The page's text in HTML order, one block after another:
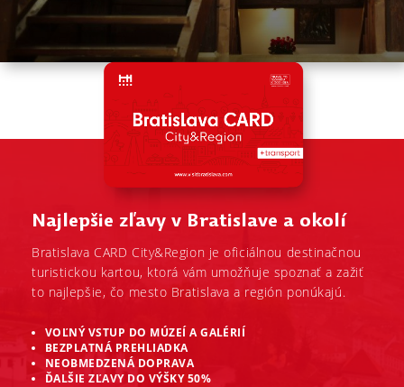
Najlepšie zľavy v Bratislave a okolí
Bratislava CARD City&Region je oficiálnou destinačnou
turistickou kartou, ktorá vám umožňuje spoznať a zažiť
to najlepšie, čo mesto Bratislava a región ponúkajú.
VOĽNÝ VSTUP DO MÚZEÍ A GALÉRIÍ
BEZPLATNÁ PREHLIADKA
NEOBMEDZENÁ DOPRAVA
ĎALŠIE ZĽAVY DO VÝŠKY 50%